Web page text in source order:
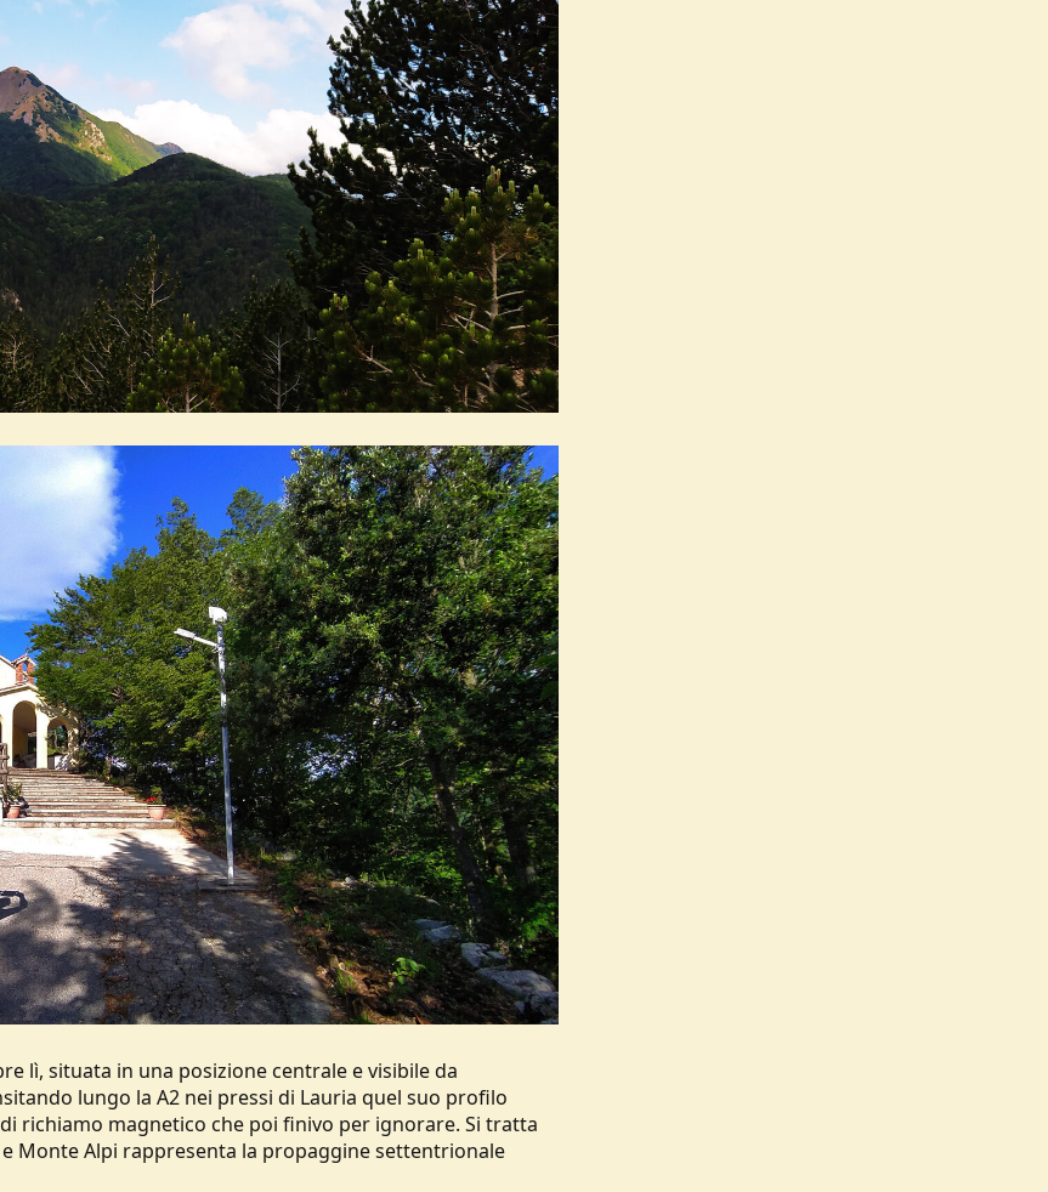
lì, situata in una posizione centrale e visibile da
lungo la A2 nei pressi di Lauria quel suo profilo
richiamo magnetico che poi finivo per ignorare. Si tratta
Monte Alpi rappresenta la propaggine settentrionale